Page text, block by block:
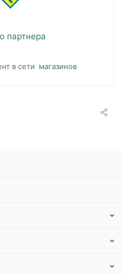
партнера
в сети магазинов